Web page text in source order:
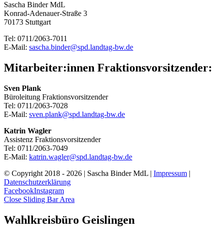
Sascha Binder MdL
Konrad-Adenauer-Straße 3
70173 Stuttgart
Tel: 0711/2063-7011
E-Mail: sascha.binder@spd.landtag-bw.de
Mitarbeiter:innen Fraktionsvorsitzender:
Sven Plank
Büroleitung Fraktionsvorsitzender
Tel: 0711/2063-7028
E-Mail: sven.plank@spd.landtag-bw.de
Katrin Wagler
Assistenz Fraktionsvorsitzender
Tel: 0711/2063-7049
E-Mail: katrin.wagler@spd.landtag-bw.de
© Copyright 2018 - 2026 | Sascha Binder MdL | Impressum |
Datenschutzerklärung
FacebookInstagram
Close Sliding Bar Area
Wahlkreisbüro Geislingen